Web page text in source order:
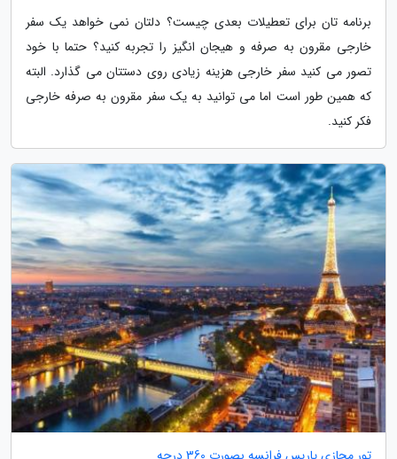
برنامه تان برای تعطیلات بعدی چیست؟ دلتان نمی خواهد یک سفر
خارجی مقرون به صرفه و هیجان انگیز را تجربه کنید؟ حتما با خود
تصور می کنید سفر خارجی هزینه زیادی روی دستتان می گذارد. البته
که همین طور است اما می توانید به یک سفر مقرون به صرفه خارجی
فکر کنید.